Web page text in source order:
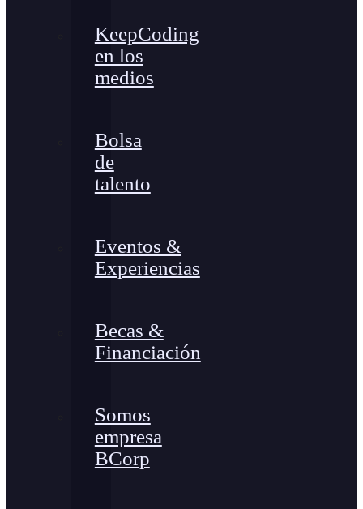
KeepCoding
en los
medios
Bolsa
de
talento
Eventos &
Experiencias
Becas &
Financiación
Somos
empresa
BCorp